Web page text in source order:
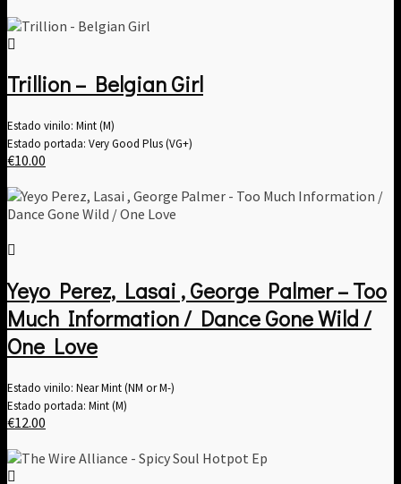
Trillion – Belgian Girl
Estado vinilo: Mint (M)
Estado portada: Very Good Plus (VG+)
€10.00
Yeyo Perez, Lasai , George Palmer – Too
Much Information / Dance Gone Wild /
One Love
Estado vinilo: Near Mint (NM or M-)
Estado portada: Mint (M)
€12.00